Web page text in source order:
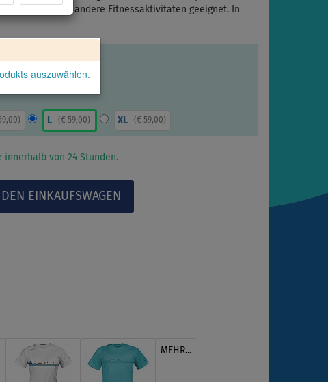
auch für andere Fitnessaktivitäten geeignet. In
auszuwählen.
) L (€ 59,00) XL (€ 59,00)
von 24 Stunden.
MEHR...